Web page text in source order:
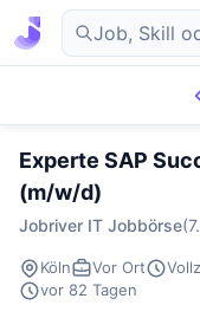
Experte SAP
(m/w/d)
Jobriver IT Jobbörse
Köln Vor Ort
vor 82 Tagen